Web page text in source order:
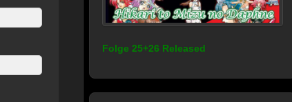
Folge 25+26 Released